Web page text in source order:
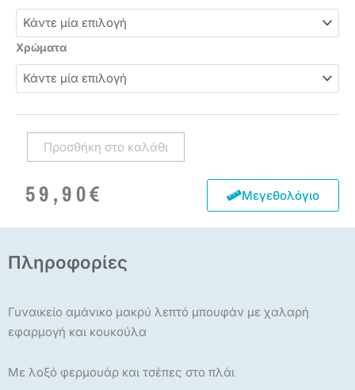
Χρώματα
αμάνικο
μακρύ
λεπτό
με
κουκούλα
ποσότητα
Προσθήκη στο καλάθι
59,90€ Μεγεθολόγιο
Πληροφορίες
Γυναικείο αμάνικο μακρύ λεπτό μπουφάν με χαλαρή
εφαρμογή και κουκούλα
Με λοξό φερμουάρ και τσέπες στο πλάι